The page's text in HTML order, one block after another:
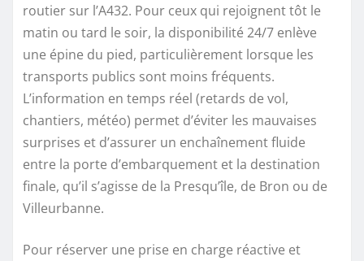
routier sur l’A432. Pour ceux qui rejoignent tôt le
matin ou tard le soir, la disponibilité 24/7 enlève
une épine du pied, particulièrement lorsque les
transports publics sont moins fréquents.
L’information en temps réel (retards de vol,
chantiers, météo) permet d’éviter les mauvaises
surprises et d’assurer un enchaînement fluide
entre la porte d’embarquement et la destination
finale, qu’il s’agisse de la Presqu’île, de Bron ou de
Villeurbanne.
Pour réserver une prise en charge réactive et